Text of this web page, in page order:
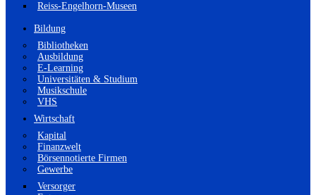
Reiss-Engelhorn-Museen
Bildung
Bibliotheken
Ausbildung
E-Learning
Universitäten & Studium
Musikschule
VHS
Wirtschaft
Kapital
Finanzwelt
Börsennotierte Firmen
Gewerbe
Versorger